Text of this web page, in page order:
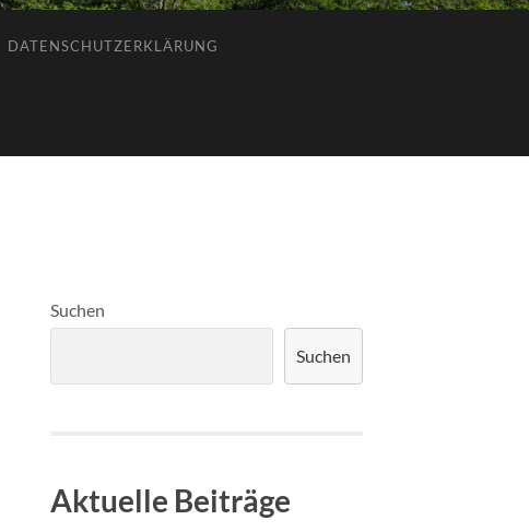
DATENSCHUTZERKLÄRUNG
Suchen
Suchen
Aktuelle Beiträge